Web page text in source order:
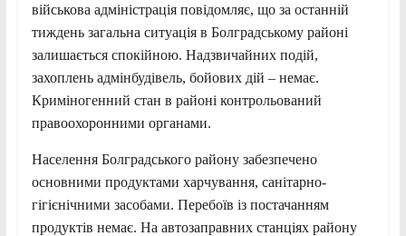
військова адміністрація повідомляє, що за останній
тиждень загальна ситуація в Болградському районі
залишається спокійною. Надзвичайних подій,
захоплень адмінбудівель, бойових дій – немає.
Криміногенний стан в районі контрольований
правоохоронними органами.
Населення Болградського району забезпечено
основними продуктами харчування, санітарно-
гігієнічними засобами. Перебоїв із постачанням
продуктів немає. На автозаправних станціях району